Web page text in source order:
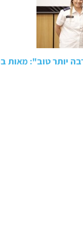
יותר טוב": מאות